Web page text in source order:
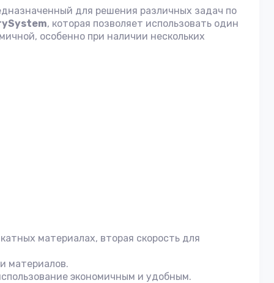
для решения различных задач по
, которая позволяет использовать один
особенно при наличии нескольких
материалах, вторая скорость для
материалов.
экономичным и удобным.